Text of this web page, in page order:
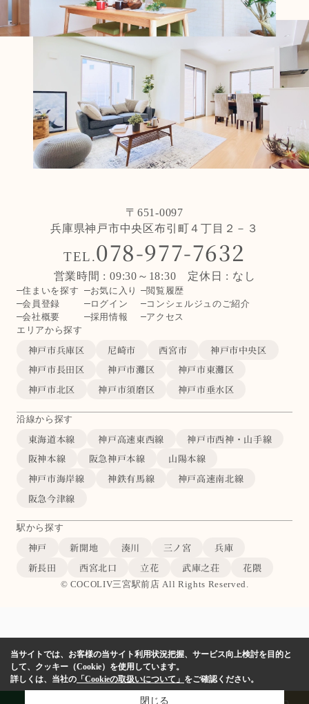
〒651-0097
兵庫県神戸市中央区布引町４丁目２－３
TEL.078-977-7632
営業時間 : 09:30～18:30 定休日 : なし
住まいを探す お気に入り
閲覧履歴
会員登録
ログイン
コンシェルジュのご紹介
会社概要
採用情報
アクセス
エリアから探す
神戸市兵庫区 尼崎市 西宮市
神戸市中央区
神戸市長田区
神戸市灘区
神戸市東灘区
神戸市北区
神戸市須磨区 神戸市垂水区
沿線から探す
東海道本線 神戸高速東西線
神戸市西神・山手線
阪神本線
阪急神戸本線
山陽本線
神戸市海岸線
神鉄有馬線
神戸高速南北線
阪急今津線
駅から探す
神戸 新開地 湊川 三ノ宮
兵庫
新長田
西宮北口 立花 武庫之荘 花隈
© COCOLIV三宮駅前店 All Rights Reserved.
当サイトでは、お客様の当サイト利用状況把握、サービス向上検討を目的と
して、クッキー（Cookie）を使用しています。
詳しくは、当社の 「Cookieの取扱いについて」 をご確認ください。
閉じる